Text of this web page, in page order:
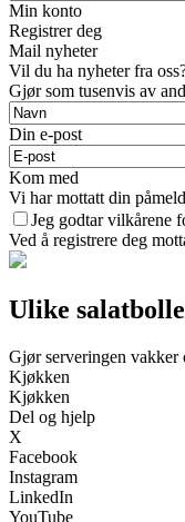
Min konto
Registrer deg
Mail nyheter
Vil du ha nyheter fra
Gjør som tusenvis av
Din e-post
Kom med
Vi har mottatt din
Jeg godtar vilkårene
Ved å registrere deg
Ulike
Gjør serveringen vakker
Kjøkken
Kjøkken
Del og hjelp
X
Facebook
Instagram
LinkedIn
YouTube